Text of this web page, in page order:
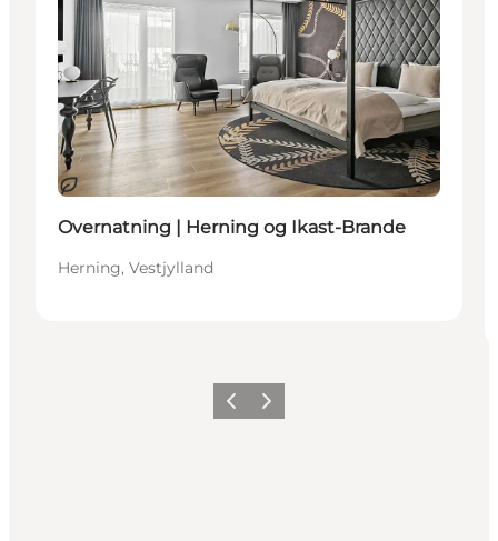
Bæredygtige oplevelser
Overnatning | Herning og Ikast-Brande
Herning, Vestjylland
ForrigeNæste